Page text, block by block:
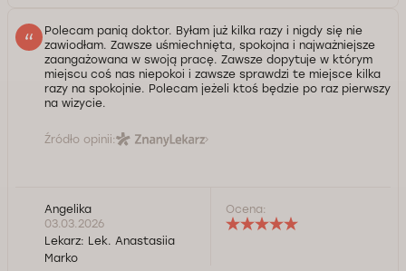
Polecam panią doktor. Byłam już kilka razy i nigdy się nie
zawiodłam. Zawsze uśmiechnięta, spokojna i najważniejsze
zaangażowana w swoją pracę. Zawsze dopytuje w którym
miejscu coś nas niepokoi i zawsze sprawdzi te miejsce kilka
razy na spokojnie. Polecam jeżeli ktoś będzie po raz pierwszy
na wizycie.
Źródło opinii:
Angelika
03.03.2026
Lekarz: Lek. Anastasiia
Marko
Ocena: